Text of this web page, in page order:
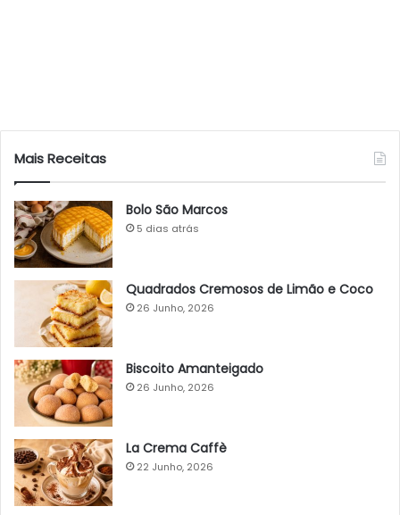
Mais Receitas
Bolo São Marcos
5 dias atrás
Quadrados Cremosos de Limão e Coco
26 Junho, 2026
Biscoito Amanteigado
26 Junho, 2026
La Crema Caffè
22 Junho, 2026